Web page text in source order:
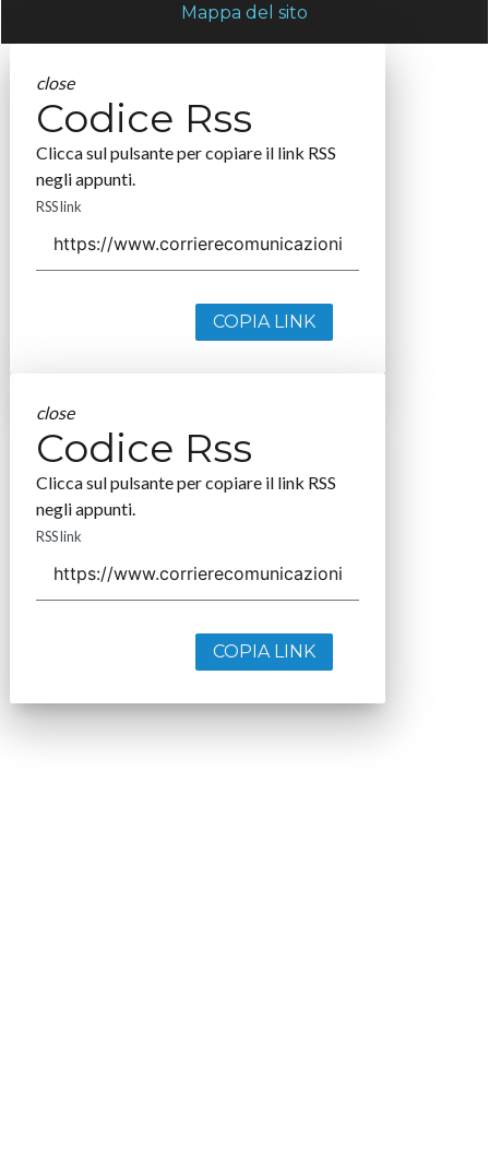
Mappa del sito
close
Codice Rss
Clicca sul pulsante per copiare il link RSS
negli appunti.
RSS link
COPIA LINK
close
Codice Rss
Clicca sul pulsante per copiare il link RSS
negli appunti.
RSS link
COPIA LINK